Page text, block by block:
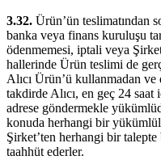
3.32. Ürün’ün teslimatından
banka veya finans kuruluşu
ödenmemesi, iptali veya
hallerinde Ürün teslimi de
Alıcı Ürün’ü kullanmadan
takdirde Alıcı, en geç 24 saat
adrese göndermekle
konuda herhangi bir
Şirket’ten herhangi bir
taahhüt ederler.